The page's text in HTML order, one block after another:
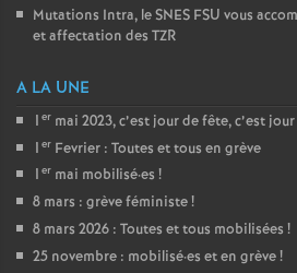
Mutations Intra, le SNES FSU vous
et affectation des TZR
A LA UNE
1 er mai 2023, c’est jour de fête, c’est
1 er Fevrier : Toutes et tous en grève
1 er mai mobilisé·es !
8 mars : grève féministe!
8 mars 2026 : Toutes et tous mobilisées !
25 novembre : mobilisé·es et en grève!